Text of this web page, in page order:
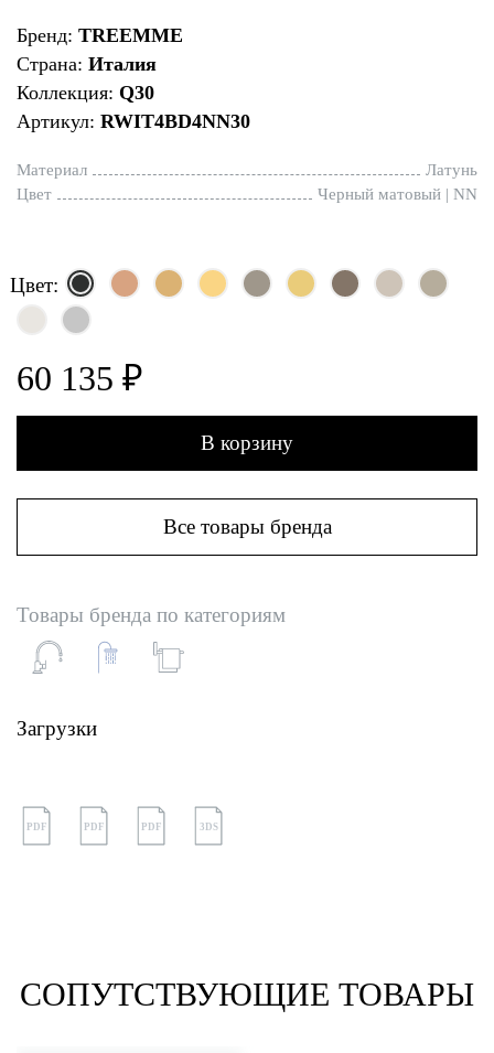
Бренд: TREEMME
Страна: Италия
Коллекция: Q30
Артикул: RWIT4BD4NN30
Материал
Латунь
Цвет
Черный матовый | NN
Цвет:
60 135 ₽
В корзину
Все товары бренда
Товары бренда по категориям
Загрузки
PDF PDF PDF 3DS
СОПУТСТВУЮЩИЕ ТОВАРЫ